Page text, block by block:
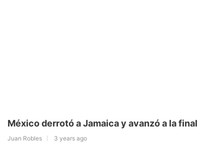
México derrotó a Jamaica y avanzó a la final
Juan Robles 3 years ago